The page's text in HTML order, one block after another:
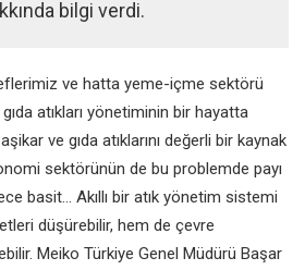
bilgi verdi.
ve hatta yeme-içme sektörü
atıkları yönetiminin bir hayatta
ve gıda atıklarını değerli bir kaynak
sektörünün de bu problemde payı
basit... Akıllı bir atık yönetim sistemi
düşürebilir, hem de çevre
Meiko Türkiye Genel Müdürü Başar